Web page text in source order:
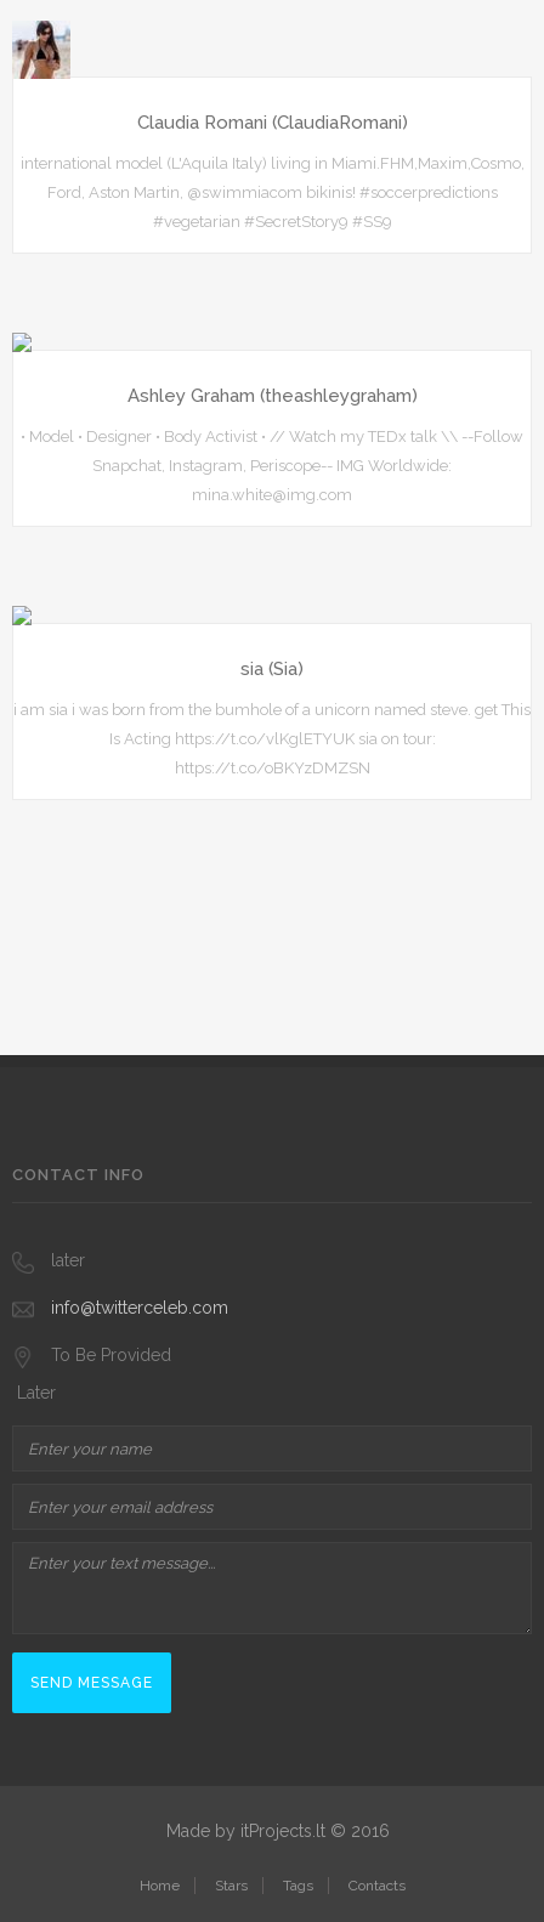
Claudia Romani (ClaudiaRomani)
international model (L'Aquila Italy) living in Miami.FHM,Maxim,Cosmo,
Ford, Aston Martin, @swimmiacom bikinis! #soccerpredictions
#vegetarian #SecretStory9 #SS9
Ashley Graham (theashleygraham)
• Model • Designer • Body Activist • // Watch my TEDx talk \\ --Follow
Snapchat, Instagram, Periscope-- IMG Worldwide:
mina.white@img.com
sia (Sia)
i am sia i was born from the bumhole of a unicorn named steve. get This
Is Acting https://t.co/vlKglETYUK sia on tour:
https://t.co/oBKYzDMZSN
CONTACT INFO
later
info@twitterceleb.com
To Be Provided
Later
Made by itProjects.lt © 2016
Home Stars Tags Contacts